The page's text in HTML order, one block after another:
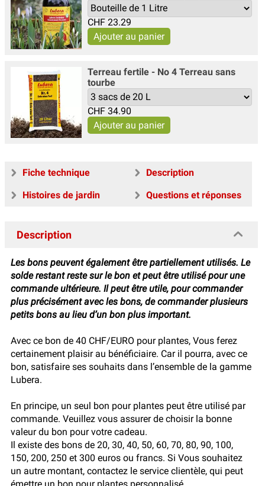
CHF 23.29
Terreau fertile - No 4 Terreau sans
tourbe
CHF 34.90
Fiche technique
Description
Histoires de jardin
Questions et réponses
Description
Les bons peuvent également être partiellement utilisés. Le
solde restant reste sur le bon et peut être utilisé pour une
commande ultérieure. Il peut être utile, pour commander
plus précisément avec les bons, de commander plusieurs
petits bons au lieu d’un bon plus important.
Avec ce bon de 40 CHF/EURO pour plantes, Vous ferez
certainement plaisir au bénéficiaire. Car il pourra, avec ce
bon, satisfaire ses souhaits dans l’ensemble de la gamme
Lubera.
En principe, un seul bon pour plantes peut être utilisé par
commande. Veuillez vous assurer de choisir la bonne
valeur du bon pour votre cadeau.
Il existe des bons de 20, 30, 40, 50, 60, 70, 80, 90, 100,
150, 200, 250 et 300 euros ou francs. Si Vous souhaitez
un autre montant, contactez le service clientèle, qui peut